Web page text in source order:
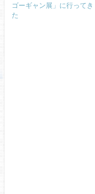
ゴーギャン展」に行ってき
た